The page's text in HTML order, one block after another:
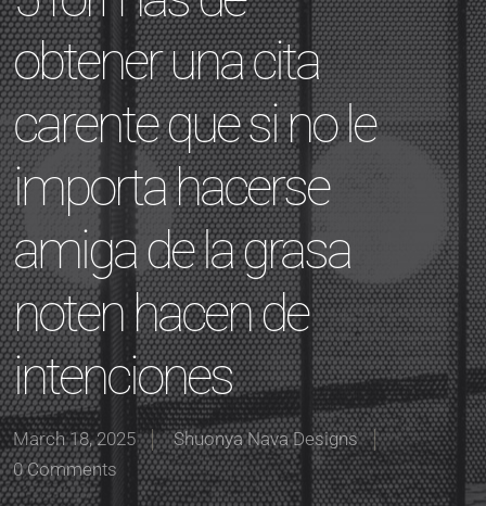
obtener una cita
carente que si no le
importa hacerse
amiga de la grasa
noten hacen de
intenciones
March 18, 2025
Shuonya Nava Designs
0 Comments